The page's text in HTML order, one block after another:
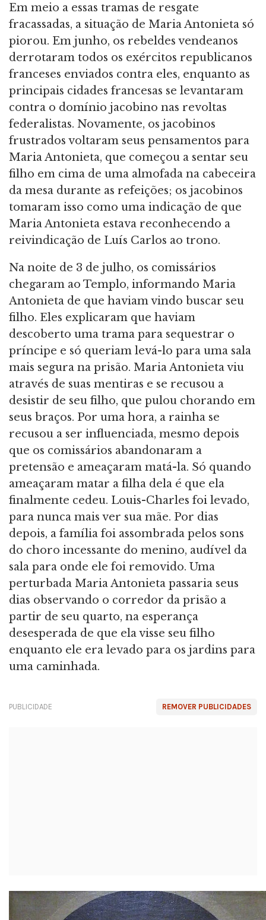
Em meio a essas tramas de resgate
fracassadas, a situação de Maria Antonieta só
piorou. Em junho, os rebeldes vendeanos
derrotaram todos os exércitos republicanos
franceses enviados contra eles, enquanto as
principais cidades francesas se levantaram
contra o domínio jacobino nas revoltas
federalistas. Novamente, os jacobinos
frustrados voltaram seus pensamentos para
Maria Antonieta, que começou a sentar seu
filho em cima de uma almofada na cabeceira
da mesa durante as refeições; os jacobinos
tomaram isso como uma indicação de que
Maria Antonieta estava reconhecendo a
reivindicação de Luís Carlos ao trono.
Na noite de 3 de julho, os comissários
chegaram ao Templo, informando Maria
Antonieta de que haviam vindo buscar seu
filho. Eles explicaram que haviam
descoberto uma trama para sequestrar o
príncipe e só queriam levá-lo para uma sala
mais segura na prisão. Maria Antonieta viu
através de suas mentiras e se recusou a
desistir de seu filho, que pulou chorando em
seus braços. Por uma hora, a rainha se
recusou a ser influenciada, mesmo depois
que os comissários abandonaram a
pretensão e ameaçaram matá-la. Só quando
ameaçaram matar a filha dela é que ela
finalmente cedeu. Louis-Charles foi levado,
para nunca mais ver sua mãe. Por dias
depois, a família foi assombrada pelos sons
do choro incessante do menino, audível da
sala para onde ele foi removido. Uma
perturbada Maria Antonieta passaria seus
dias observando o corredor da prisão a
partir de seu quarto, na esperança
desesperada de que ela visse seu filho
enquanto ele era levado para os jardins para
uma caminhada.
REMOVER PUBLICIDADES
PUBLICIDADE